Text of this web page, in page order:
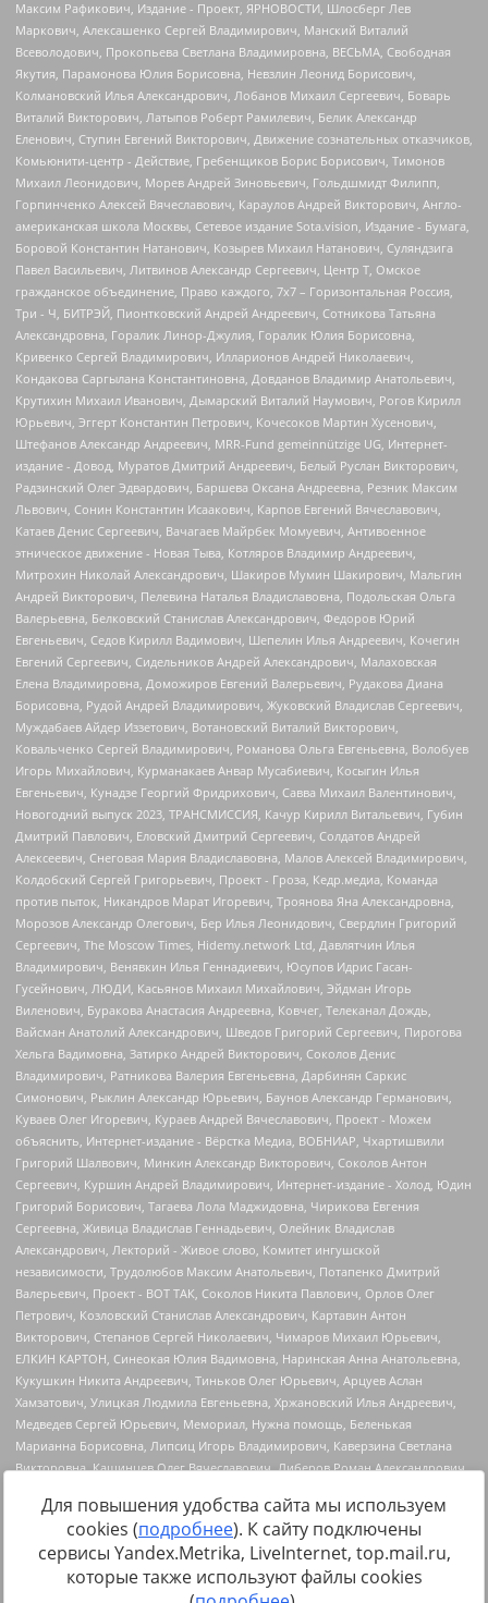
Источник:https://minjust.gov.ru/uploaded/files/reestr-
inostrannyih-agentov-22-03-2024.pdfданные на22.03.2024
Для повышения удобства сайта мы используем
cookies (подробнее). К сайту подключены
сервисы Yandex.Metrika, LiveInternet, top.mail.ru,
которые также используют файлы cookies